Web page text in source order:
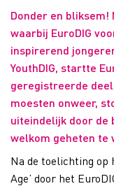
Donder en bliksem!
waarbij EuroDIG
inspirerend
YouthDIG, startte
geregistreerde
moesten onweer,
uiteindelijk door de
welkom geheten te
Na de toelichting op
Age’ door het